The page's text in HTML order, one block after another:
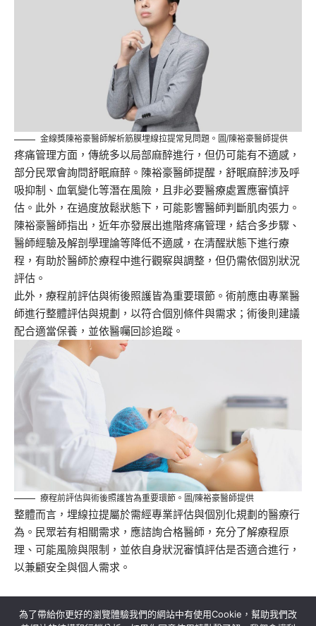
金線獎陳裕豪醫師解析筋膜埋線拉提常見問題。圖/陳裕豪醫師提供
疼痛管理方面，傳統多以局部麻醉進行，但仍可能有不適感，
部分民眾會詢問舒眠麻醉。陳裕豪醫師提醒，舒眠麻醉涉及呼
吸抑制、血氧變化等潛在風險，且非必要醫療處置應審慎評
估。此外，在過度放鬆狀態下，可能影響醫師判斷肌肉張力。
陳裕豪醫師指出，近年亦發展出進階疼痛管理，結合多步驟、
醫師經驗及解剖學理論等降低不適感，在清醒狀態下進行療
程，有助於醫師於療程中進行觀察與調整，但仍需依個別狀況
評估。
此外，療程前評估與術後照護皆為重要環節。術前應由專業醫
師進行整體評估與規劃，以符合個別條件與需求；術後則建議
配合適當保養，並依醫囑回診追蹤。
療程前評估與術後照護皆為重要環節。圖/陳裕豪醫師提供
整體而言，埋線拉提屬於需經專業評估與個別化規劃的醫療行
為。民眾若有相關需求，應諮詢合格醫師，充分了解療程原
理、可能風險與限制，並依自身狀況審慎評估是否適合進行，
以兼顧安全與個人需求。
為了帶給你更好的瀏覽體驗我們的網站中有使用Cookie，幫助我們改